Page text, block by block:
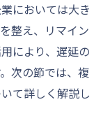
においては大き
整え、リマイン
により、遅延の
次の節では、複
て詳しく解説し